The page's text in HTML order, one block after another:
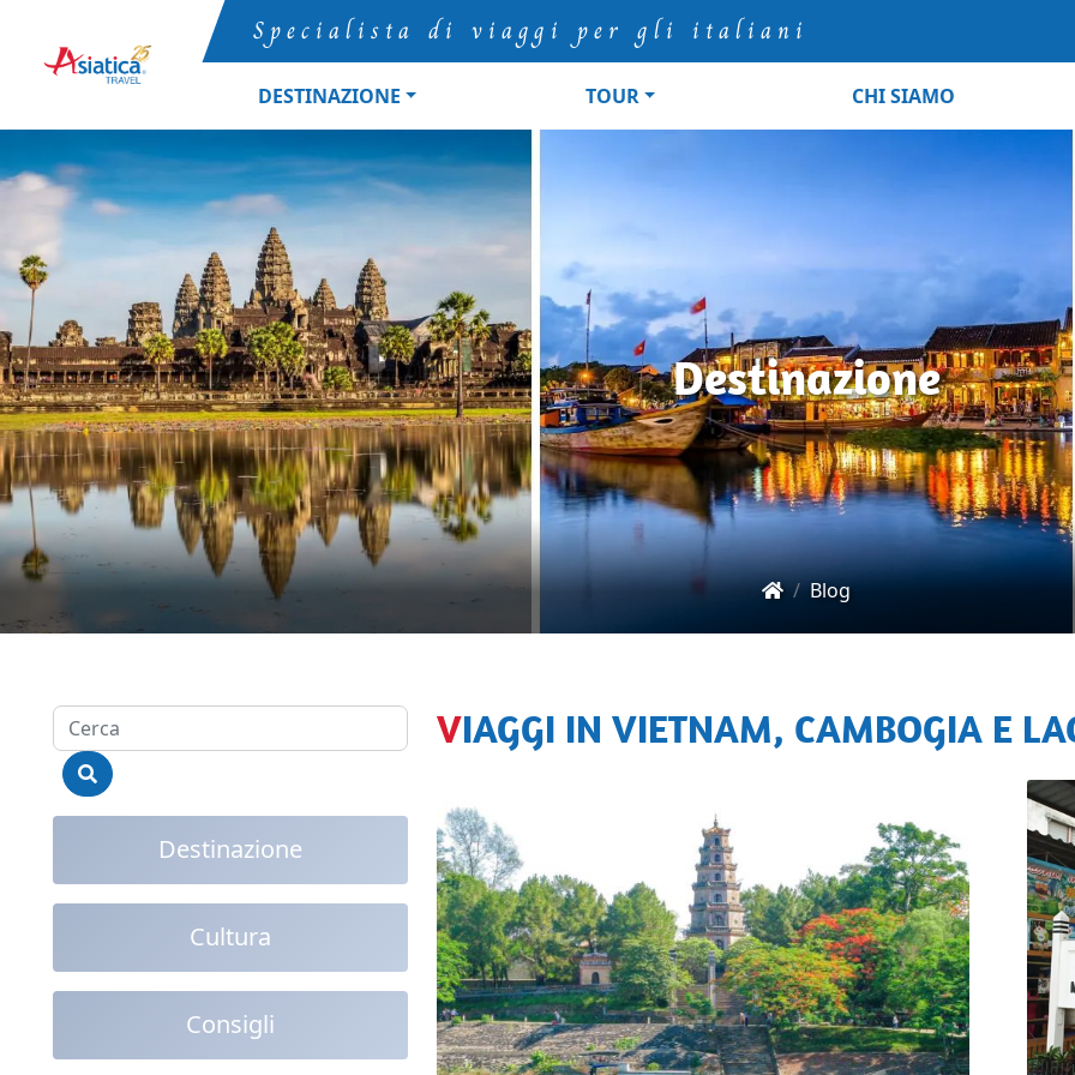
Specialista di viaggi per gli italiani
DESTINAZIONE TOUR CHI SIAMO
Destinazione
Blog
Destinazione
Cultura
Consigli
VIAGGI IN VIETNAM, CAMBOGIA E